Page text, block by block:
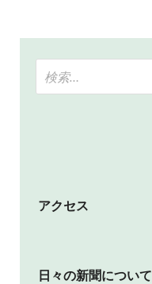
アクセス
日々の新聞について